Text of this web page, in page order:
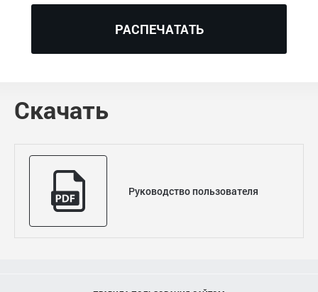
РАСПЕЧАТАТЬ
Скачать
Руководство пользователя